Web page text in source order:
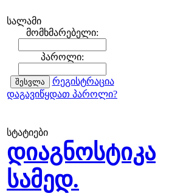
სალამი
მომხმარებელი:
პაროლი:
რეგისტრაცია
დაგავიწყდათ პაროლი?
სტატიები
დიაგნოსტიკა
სამედ.